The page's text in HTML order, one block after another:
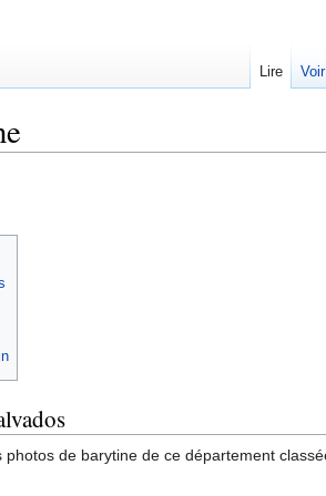
photos de barytine de ce département
Lire